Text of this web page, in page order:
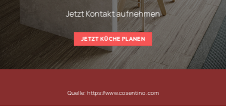
Jetzt Kontakt aufnehmen
JETZT KÜCHE PLANEN
Quelle: https://www.cosentino.com